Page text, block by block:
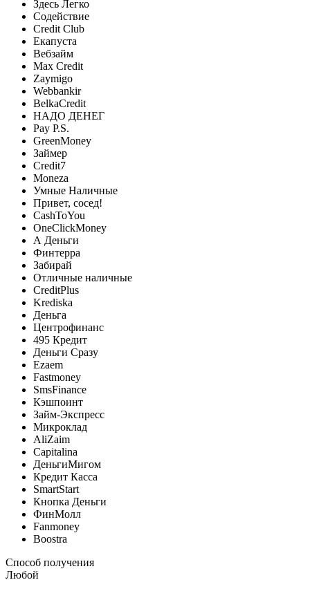
Здесь Легко
Содействие
Credit Club
Екапуста
Вебзайм
Max Credit
Zaymigo
Webbankir
BelkaCredit
НАДО ДЕНЕГ
Pay P.S.
GreenMoney
Займер
Credit7
Moneza
Умные Наличные
Привет, сосед!
CashToYou
OneClickMoney
А Деньги
Финтерра
Забирай
Отличные наличные
CreditPlus
Krediska
Деньга
Центрофинанс
495 Кредит
Деньги Сразу
Ezaem
Fastmoney
SmsFinance
Кэшпоинт
Займ-Экспресс
Микроклад
AliZaim
Capitalina
ДеньгиМигом
Кредит Касса
SmartStart
Кнопка Деньги
ФинМолл
Fanmoney
Boostra
Способ получения
Любой